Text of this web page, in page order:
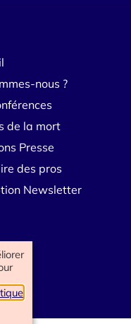
nous ?
de la mort
Presse
des pros
Newsletter